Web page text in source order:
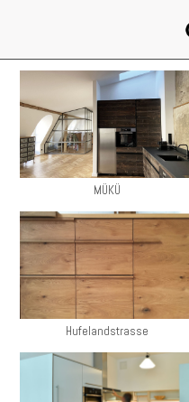
MÜKÜ
Hufelandstrasse